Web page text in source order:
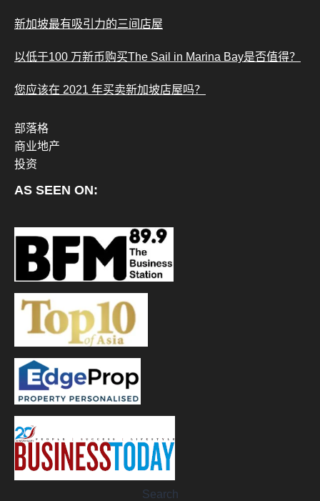
新加坡最有吸引力的三间店屋
以低于100 万新币购买The Sail in Marina Bay是否值得？
您应该在 2021 年买卖新加坡店屋吗？
部落格
商业地产
投资
AS SEEN ON:
Search